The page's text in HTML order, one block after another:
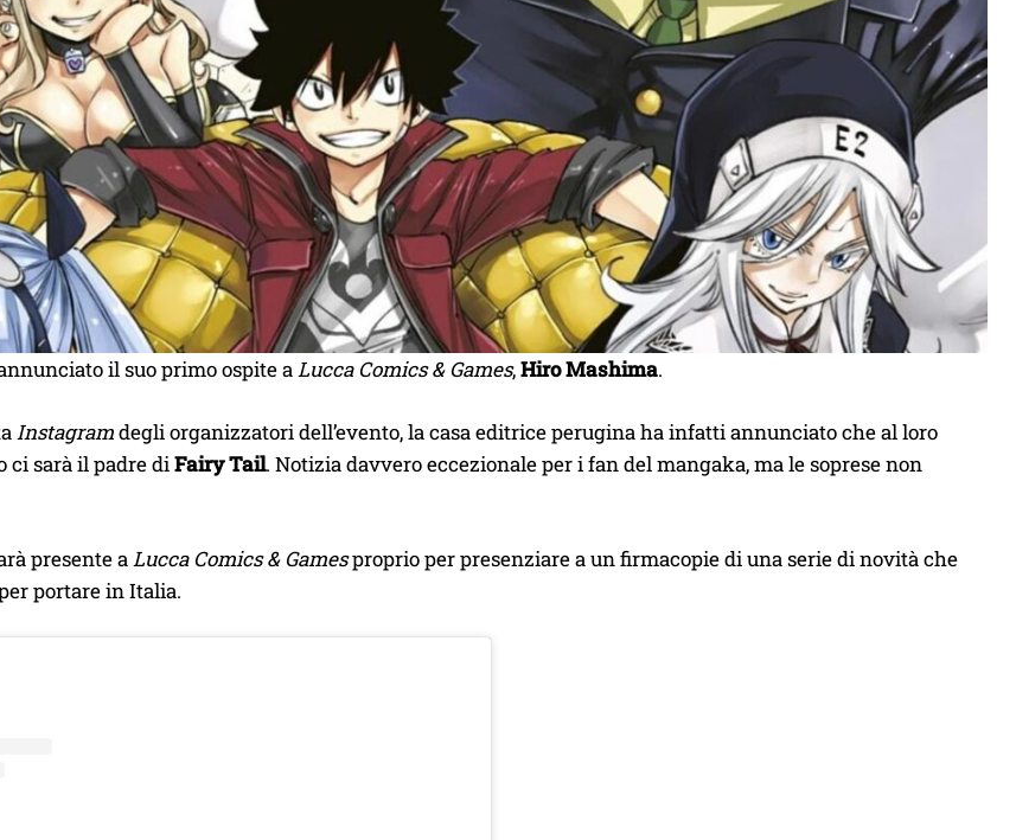
il suo primo ospite aLucca Comics & Games,Hiro Mashima.
Instagramdegli organizzatori dell’evento, la casa editrice perugina ha infatti annunciato che al loro
ci sarà il padre diFairy Tail. Notizia davvero eccezionale per i fan del mangaka, ma le soprese non
presente aLucca Comics & Gamesproprio per presenziare a un firmacopie di una serie di novità che
portare in Italia.